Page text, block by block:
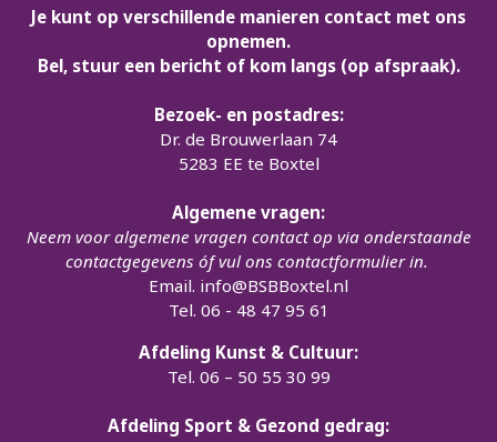
Je kunt op verschillende manieren contact met ons
opnemen.
Bel, stuur een bericht of kom langs (op afspraak).
Bezoek- en postadres:
Dr. de Brouwerlaan 74
5283 EE te Boxtel
Algemene vragen:
Neem voor algemene vragen contact op via onderstaande
contactgegevens óf vul ons contactformulier in.
Email. info@BSBBoxtel.nl
Tel. 06 - 48 47 95 61
Afdeling Kunst & Cultuur:
Tel. 06 – 50 55 30 99
Afdeling Sport & Gezond gedrag: